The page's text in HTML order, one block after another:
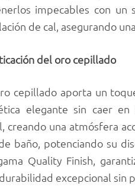
impecables con
de cal, asegurando
del oro cepillado
cepillado aporta un
elegante sin caer
creando una atmósfera
baño, potenciando su
Quality Finish,
excepcional sin